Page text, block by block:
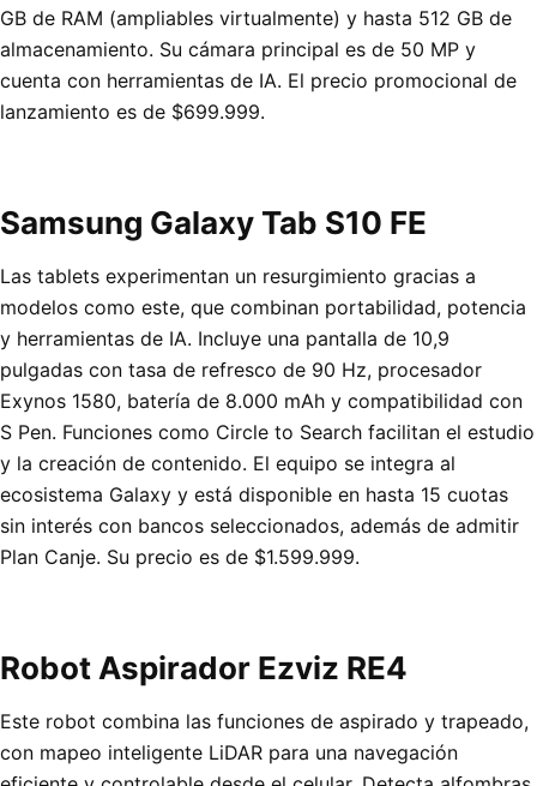
GB de RAM (ampliables virtualmente) y hasta 512 GB de
almacenamiento. Su cámara principal es de 50 MP y
cuenta con herramientas de IA. El precio promocional de
lanzamiento es de $699.999.
Samsung Galaxy Tab S10 FE
Las tablets experimentan un resurgimiento gracias a
modelos como este, que combinan portabilidad, potencia
y herramientas de IA. Incluye una pantalla de 10,9
pulgadas con tasa de refresco de 90 Hz, procesador
Exynos 1580, batería de 8.000 mAh y compatibilidad con
S Pen. Funciones como Circle to Search facilitan el estudio
y la creación de contenido. El equipo se integra al
ecosistema Galaxy y está disponible en hasta 15 cuotas
sin interés con bancos seleccionados, además de admitir
Plan Canje. Su precio es de $1.599.999.
Robot Aspirador Ezviz RE4
Este robot combina las funciones de aspirado y trapeado,
con mapeo inteligente LiDAR para una navegación